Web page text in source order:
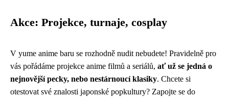
Akce: Projekce, turnaje, cosplay
V yume anime baru se rozhodně nudit nebudete! Pravidelně pro
vás pořádáme projekce anime filmů a seriálů, ať už se jedná o
nejnovější pecky, nebo nestárnoucí klasiky. Chcete si
otestovat své znalosti japonské popkultury? Zapojte se do